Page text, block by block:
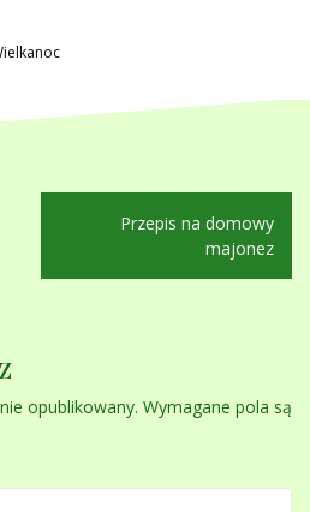
Przepis na domowy
majonez
opublikowany. Wymagane pola są